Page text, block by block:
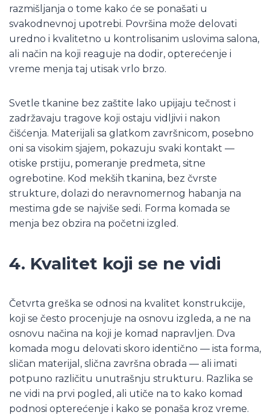
razmišljanja o tome kako će se ponašati u
svakodnevnoj upotrebi. Površina može delovati
uredno i kvalitetno u kontrolisanim uslovima salona,
ali način na koji reaguje na dodir, opterećenje i
vreme menja taj utisak vrlo brzo.
Svetle tkanine bez zaštite lako upijaju tečnost i
zadržavaju tragove koji ostaju vidljivi i nakon
čišćenja. Materijali sa glatkom završnicom, posebno
oni sa visokim sjajem, pokazuju svaki kontakt —
otiske prstiju, pomeranje predmeta, sitne
ogrebotine. Kod mekših tkanina, bez čvrste
strukture, dolazi do neravnomernog habanja na
mestima gde se najviše sedi. Forma komada se
menja bez obzira na početni izgled.
4. Kvalitet koji se ne vidi
Četvrta greška se odnosi na kvalitet konstrukcije,
koji se često procenjuje na osnovu izgleda, a ne na
osnovu načina na koji je komad napravljen. Dva
komada mogu delovati skoro identično — ista forma,
sličan materijal, slična završna obrada — ali imati
potpuno različitu unutrašnju strukturu. Razlika se
ne vidi na prvi pogled, ali utiče na to kako komad
podnosi opterećenje i kako se ponaša kroz vreme.